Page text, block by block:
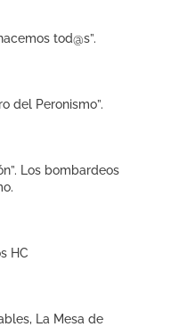
tod@s”.
del Peronismo”.
Los bombardeos
HC
La Mesa de